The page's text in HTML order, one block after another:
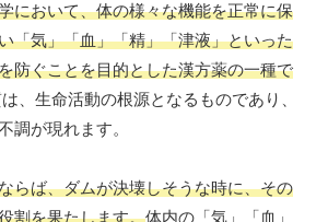
において、体の様々な機能を正常に保
「気」「血」「精」「津液」といった
防ぐことを目的とした漢方薬の一種で
、生命活動の根源となるものであり、
調が現れます。
らば、ダムが決壊しそうな時に、その
割を果たします。体内の「気」「血」